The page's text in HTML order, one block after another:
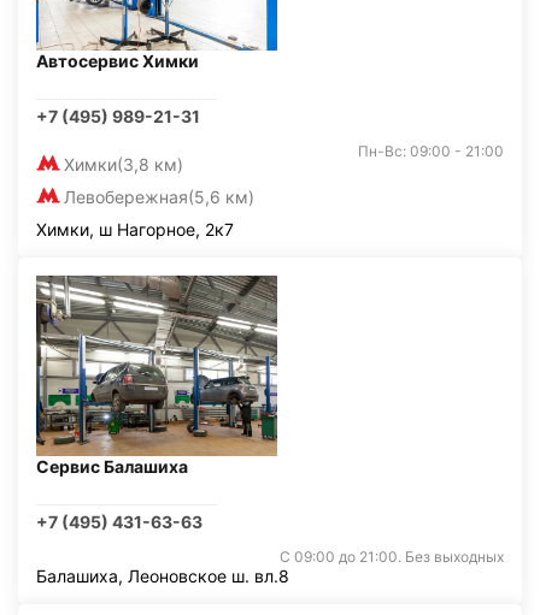
Автосервис Химки
+7 (495) 989-21-31
Химки(3,8 км)
Левобережная(5,6 км)
Пн-Вс: 09:00 - 21:00
Химки, ш Нагорное, 2к7
Сервис Балашиха
+7 (495) 431-63-63
С 09:00 до 21:00. Без выходных
Балашиха, Леоновское ш. вл.8